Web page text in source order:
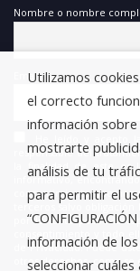
Nombre o nombre
Email
responsable del
la finalidad de este es
informativo,
consentimiento que nos
terceros salvo
por lo tanto posee la
de Privacidad. Puede
otros derechos, como
Utilizamos
el correcto
información
mostrarte
análisis de tu
para permitir el
información de
seleccionar